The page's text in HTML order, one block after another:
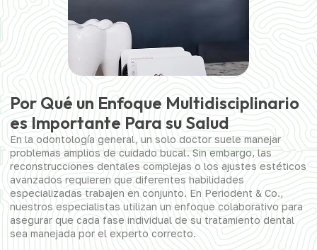
Por Qué un Enfoque Multidisciplinario
es Importante Para su Salud
En la odontología general, un solo doctor suele manejar
problemas amplios de cuidado bucal. Sin embargo, las
reconstrucciones dentales complejas o los ajustes estéticos
avanzados requieren que diferentes habilidades
especializadas trabajen en conjunto. En Periodent & Co.,
nuestros especialistas utilizan un enfoque colaborativo para
asegurar que cada fase individual de su tratamiento dental
sea manejada por el experto correcto.